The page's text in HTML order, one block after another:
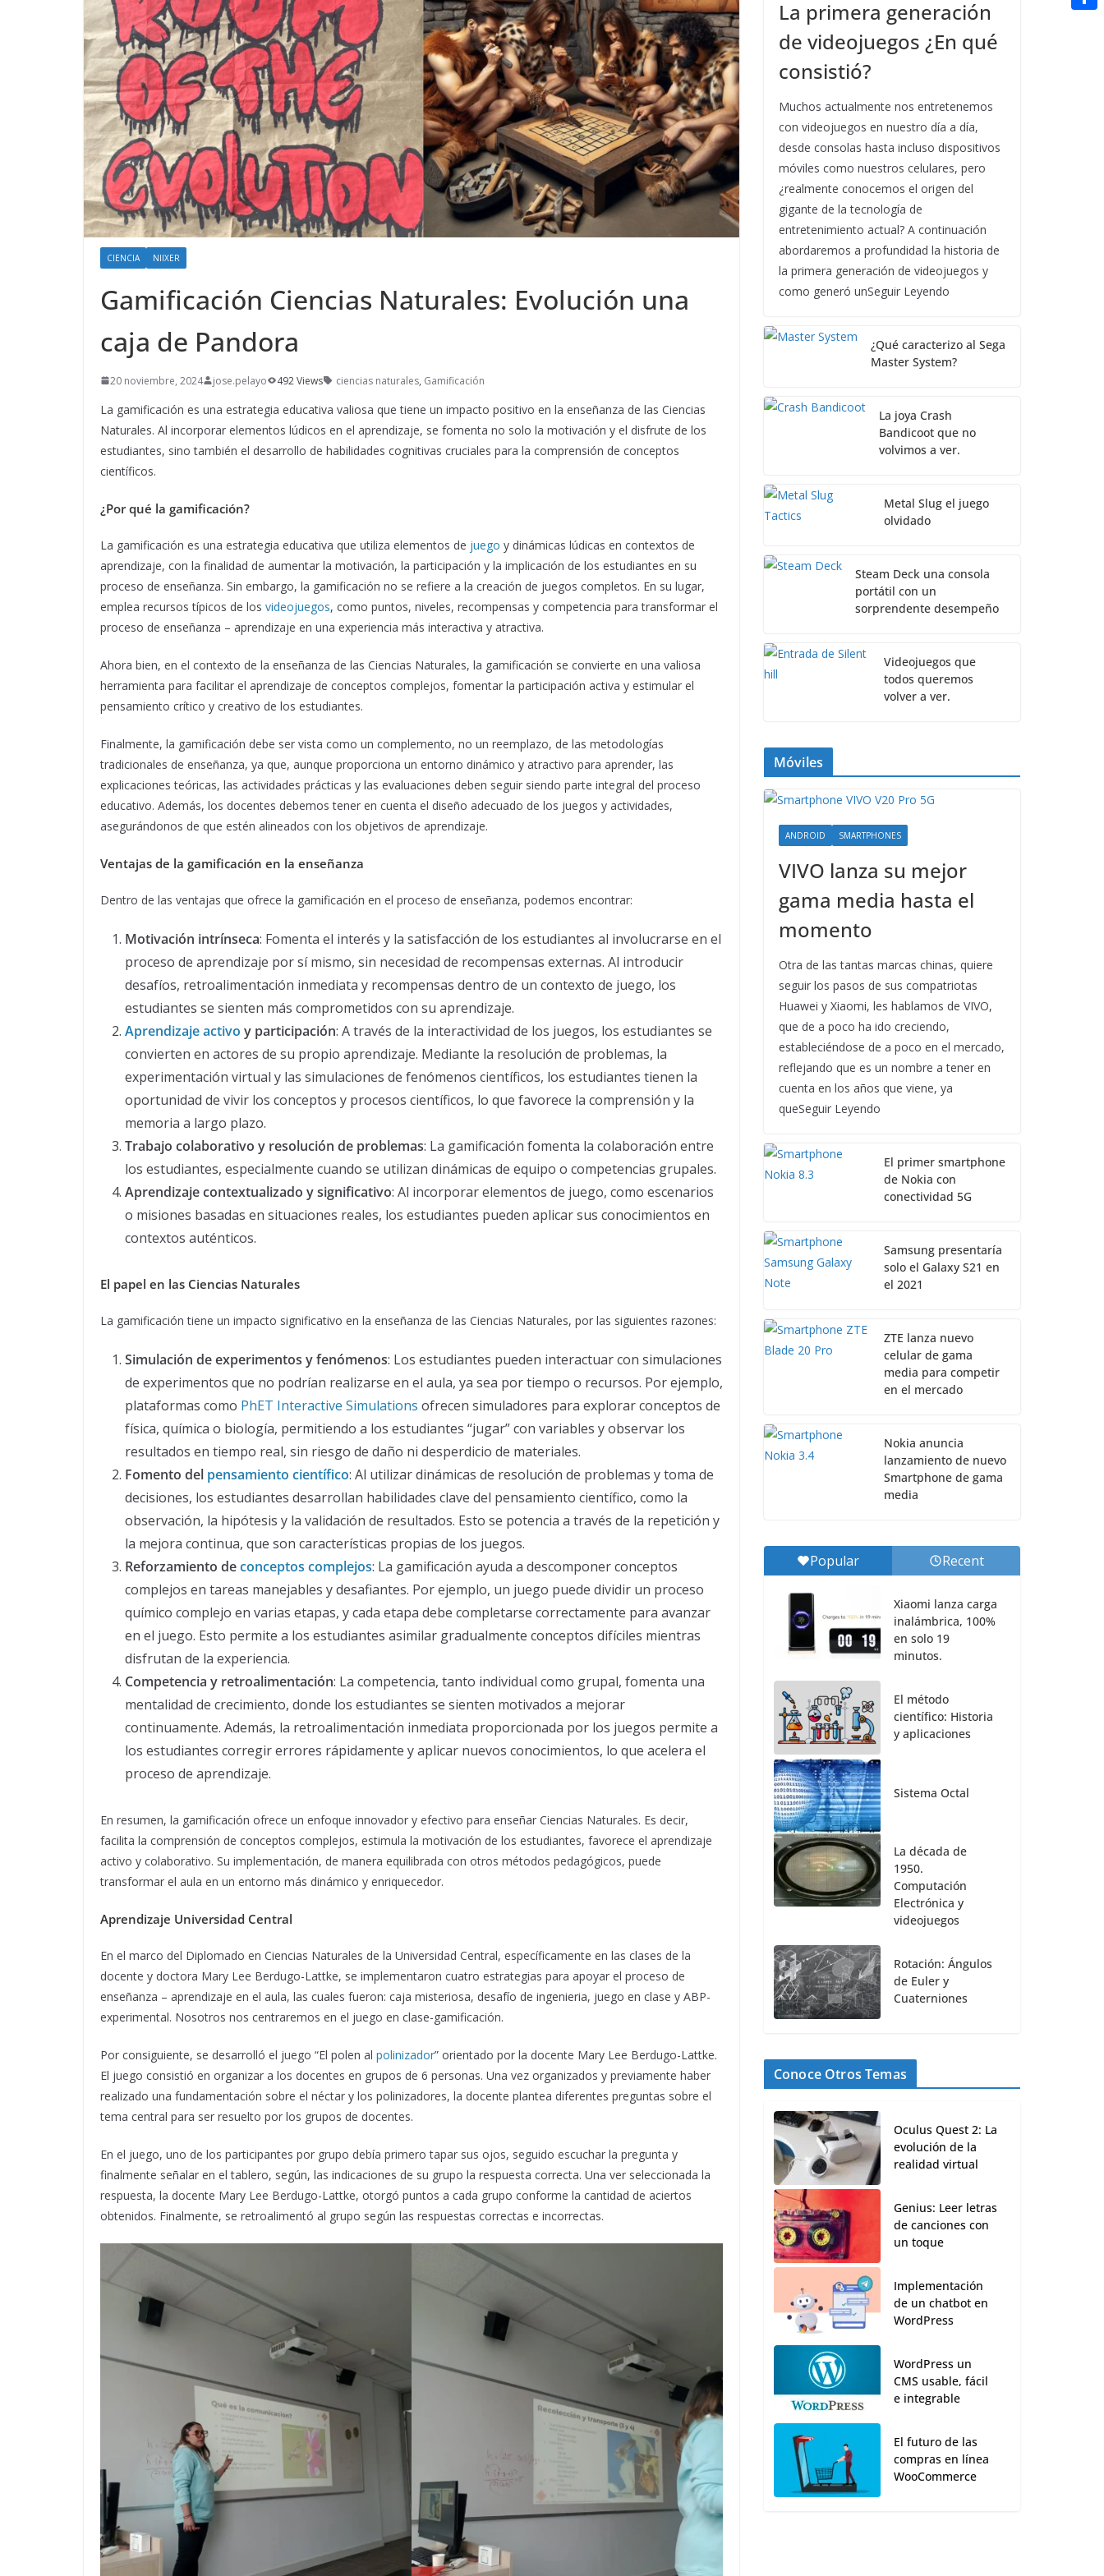
CIENCIA NIIXER
Gamificación Ciencias Naturales: Evolución una
caja de Pandora
20 noviembre, 2024 jose.pelayo 492 Views ciencias naturales, Gamificación
La gamificación es una estrategia educativa valiosa que tiene un impacto positivo en la enseñanza de las Ciencias
Naturales. Al incorporar elementos lúdicos en el aprendizaje, se fomenta no solo la motivación y el disfrute de los
estudiantes, sino también el desarrollo de habilidades cognitivas cruciales para la comprensión de conceptos
científicos.
¿Por qué la gamificación?
La gamificación es una estrategia educativa que utiliza elementos de juego y dinámicas lúdicas en contextos de
aprendizaje, con la finalidad de aumentar la motivación, la participación y la implicación de los estudiantes en su
proceso de enseñanza. Sin embargo, la gamificación no se refiere a la creación de juegos completos. En su lugar,
emplea recursos típicos de los videojuegos, como puntos, niveles, recompensas y competencia para transformar el
proceso de enseñanza – aprendizaje en una experiencia más interactiva y atractiva.
Ahora bien, en el contexto de la enseñanza de las Ciencias Naturales, la gamificación se convierte en una valiosa
herramienta para facilitar el aprendizaje de conceptos complejos, fomentar la participación activa y estimular el
pensamiento crítico y creativo de los estudiantes.
Finalmente, la gamificación debe ser vista como un complemento, no un reemplazo, de las metodologías
tradicionales de enseñanza, ya que, aunque proporciona un entorno dinámico y atractivo para aprender, las
explicaciones teóricas, las actividades prácticas y las evaluaciones deben seguir siendo parte integral del proceso
educativo. Además, los docentes debemos tener en cuenta el diseño adecuado de los juegos y actividades,
asegurándonos de que estén alineados con los objetivos de aprendizaje.
Ventajas de la gamificación en la enseñanza
Dentro de las ventajas que ofrece la gamificación en el proceso de enseñanza, podemos encontrar:
Motivación intrínseca: Fomenta el interés y la satisfacción de los estudiantes al involucrarse en el
proceso de aprendizaje por sí mismo, sin necesidad de recompensas externas. Al introducir
desafíos, retroalimentación inmediata y recompensas dentro de un contexto de juego, los
estudiantes se sienten más comprometidos con su aprendizaje.
Aprendizaje activo y participación: A través de la interactividad de los juegos, los estudiantes se
convierten en actores de su propio aprendizaje. Mediante la resolución de problemas, la
experimentación virtual y las simulaciones de fenómenos científicos, los estudiantes tienen la
oportunidad de vivir los conceptos y procesos científicos, lo que favorece la comprensión y la
memoria a largo plazo.
Trabajo colaborativo y resolución de problemas: La gamificación fomenta la colaboración entre
los estudiantes, especialmente cuando se utilizan dinámicas de equipo o competencias grupales.
Aprendizaje contextualizado y significativo: Al incorporar elementos de juego, como escenarios
o misiones basadas en situaciones reales, los estudiantes pueden aplicar sus conocimientos en
contextos auténticos.
El papel en las Ciencias Naturales
La gamificación tiene un impacto significativo en la enseñanza de las Ciencias Naturales, por las siguientes razones:
Simulación de experimentos y fenómenos: Los estudiantes pueden interactuar con simulaciones
de experimentos que no podrían realizarse en el aula, ya sea por tiempo o recursos. Por ejemplo,
plataformas como PhET Interactive Simulations ofrecen simuladores para explorar conceptos de
física, química o biología, permitiendo a los estudiantes “jugar” con variables y observar los
resultados en tiempo real, sin riesgo de daño ni desperdicio de materiales.
Fomento del pensamiento científico: Al utilizar dinámicas de resolución de problemas y toma de
decisiones, los estudiantes desarrollan habilidades clave del pensamiento científico, como la
observación, la hipótesis y la validación de resultados. Esto se potencia a través de la repetición y
la mejora continua, que son características propias de los juegos.
Reforzamiento deconceptos complejos: La gamificación ayuda a descomponer conceptos
complejos en tareas manejables y desafiantes. Por ejemplo, un juego puede dividir un proceso
químico complejo en varias etapas, y cada etapa debe completarse correctamente para avanzar
en el juego. Esto permite a los estudiantes asimilar gradualmente conceptos difíciles mientras
disfrutan de la experiencia.
Competencia y retroalimentación: La competencia, tanto individual como grupal, fomenta una
mentalidad de crecimiento, donde los estudiantes se sienten motivados a mejorar
continuamente. Además, la retroalimentación inmediata proporcionada por los juegos permite a
los estudiantes corregir errores rápidamente y aplicar nuevos conocimientos, lo que acelera el
proceso de aprendizaje.
En resumen, la gamificación ofrece un enfoque innovador y efectivo para enseñar Ciencias Naturales. Es decir,
facilita la comprensión de conceptos complejos, estimula la motivación de los estudiantes, favorece el aprendizaje
activo y colaborativo. Su implementación, de manera equilibrada con otros métodos pedagógicos, puede
transformar el aula en un entorno más dinámico y enriquecedor.
Aprendizaje Universidad Central
En el marco del Diplomado en Ciencias Naturales de la Universidad Central, específicamente en las clases de la
docente y doctora Mary Lee Berdugo-Lattke, se implementaron cuatro estrategias para apoyar el proceso de
enseñanza – aprendizaje en el aula, las cuales fueron: caja misteriosa, desafío de ingenieria, juego en clase y ABP-
experimental. Nosotros nos centraremos en el juego en clase-gamificación.
Por consiguiente, se desarrolló el juego “El polen al polinizador” orientado por la docente Mary Lee Berdugo-Lattke.
El juego consistió en organizar a los docentes en grupos de 6 personas. Una vez organizados y previamente haber
realizado una fundamentación sobre el néctar y los polinizadores, la docente plantea diferentes preguntas sobre el
tema central para ser resuelto por los grupos de docentes.
En el juego, uno de los participantes por grupo debía primero tapar sus ojos, seguido escuchar la pregunta y
finalmente señalar en el tablero, según, las indicaciones de su grupo la respuesta correcta. Una ver seleccionada la
respuesta, la docente Mary Lee Berdugo-Lattke, otorgó puntos a cada grupo conforme la cantidad de aciertos
obtenidos. Finalmente, se retroalimentó al grupo según las respuestas correctas e incorrectas.
La primera generación
de videojuegos ¿En qué
consistió?
Muchos actualmente nos entretenemos
con videojuegos en nuestro día a día,
desde consolas hasta incluso dispositivos
móviles como nuestros celulares, pero
¿realmente conocemos el origen del
gigante de la tecnología de
entretenimiento actual? A continuación
abordaremos a profundidad la historia de
la primera generación de videojuegos y
como generó unSeguir Leyendo
¿Qué caracterizo al Sega
Master System?
La joya Crash
Bandicoot que no
volvimos a ver.
Metal Slug el juego
olvidado
Steam Deck una consola
portátil con un
sorprendente desempeño
Videojuegos que
todos queremos
volver a ver.
Móviles
ANDROID SMARTPHONES
VIVO lanza su mejor
gama media hasta el
momento
Otra de las tantas marcas chinas, quiere
seguir los pasos de sus compatriotas
Huawei y Xiaomi, les hablamos de VIVO,
que de a poco ha ido creciendo,
estableciéndose de a poco en el mercado,
reflejando que es un nombre a tener en
cuenta en los años que viene, ya
queSeguir Leyendo
El primer smartphone
de Nokia con
conectividad 5G
Samsung presentaría
solo el Galaxy S21 en
el 2021
ZTE lanza nuevo
celular de gama
media para competir
en el mercado
Nokia anuncia
lanzamiento de nuevo
Smartphone de gama
media
Popular Recent
Xiaomi lanza carga
inalámbrica, 100%
en solo 19
minutos.
El método
científico: Historia
y aplicaciones
Sistema Octal
La década de
1950.
Computación
Electrónica y
videojuegos
Rotación: Ángulos
de Euler y
Cuaterniones
Conoce Otros Temas
Oculus Quest 2: La
evolución de la
realidad virtual
Genius: Leer letras
de canciones con
un toque
Implementación
de un chatbot en
WordPress
WordPress un
CMS usable, fácil
e integrable
El futuro de las
compras en línea
WooCommerce
n
a